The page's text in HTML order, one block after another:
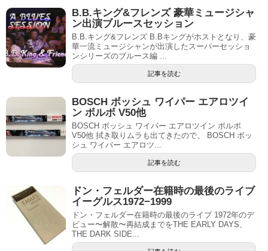
B.B.キング&フレンズ 豪華ミュージシャ
ン出演ブルースセッション
B.B.キング&フレンズ B.Bキングがホストとなり、豪
華一流ミュージシャンが出演したスーパーセッショ
ンシリーズのブルース編 ...
記事を読む
BOSCH ボッシュ ワイパー エアロツイ
ン ボルボ V50他
BOSCH ボッシュ ワイパー エアロツイン ボルボ
V50他 拭き取りムラも出てきたので、 BOSCH ボッ
シュ ワイパー エアロツ...
記事を読む
ドン・フェルダー在籍時の最後のライブ
イーグルス1972−1999
ドン・フェルダー在籍時の最後のライブ 1972年のデ
ビュー〜解散〜再結成までをTHE EARLY DAYS、
THE DARK SIDE...